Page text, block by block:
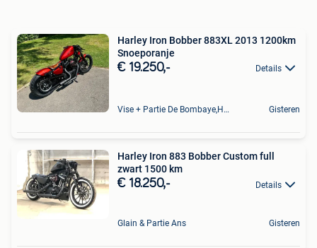
Harley Iron Bobber 883XL 2013 1200km
Snoeporanje
€ 19.250,- Details
Vise + Partie De Bombaye,Hac- Court, Hermalle-Ss-Argenteau Gisteren
Harley Iron 883 Bobber Custom full
zwart 1500 km
€ 18.250,- Details
Glain & Partie Ans Gisteren